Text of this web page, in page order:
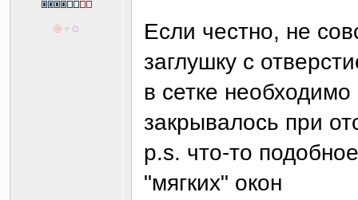
Если честно, не
заглушку с
в сетке
закрывалось при
p.s. что-то
"мягких" окон